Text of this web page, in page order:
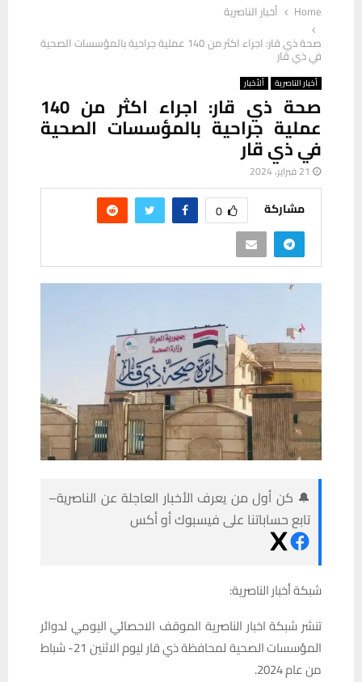
Home
أخبار الناصرية
صحة ذي قار: اجراء اكثر من 140 عملية جراحية بالمؤسسات الصحية
في ذي قار
أخبار الناصرية ألأخبار
صحة ذي قار: اجراء اكثر من 140
عملية جراحية بالمؤسسات الصحية
في ذي قار
21 فبراير، 2024
مشاركة 0
🔔 كن أول من يعرف الأخبار العاجلة عن الناصرية–
تابع حساباتنا على فيسبوك أو أكس
شبكة أخبار الناصرية:
تنشر شبكة اخبار الناصرية الموقف الاحصائي اليومي لدوائر
المؤسسات الصحية لمحافظة ذي قار ليوم الاثنين 21- شباط
من عام 2024.